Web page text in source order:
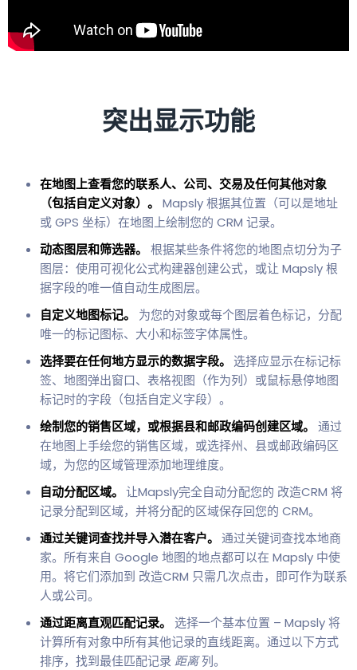
突出显示功能
在地图上查看您的联系人、公司、交易及任何其他对象
（包括自定义对象）。
Mapsly 根据其位置（可以是地址
或 GPS 坐标）在地图上绘制您的 CRM 记录。
动态图层和筛选器。
根据某些条件将您的地图点切分为子
图层：使用可视化公式构建器创建公式，或让 Mapsly 根
据字段的唯一值自动生成图层。
自定义地图标记。
为您的对象或每个图层着色标记，分配
唯一的标记图标、大小和标签字体属性。
选择要在任何地方显示的数据字段。 选择应显示在标记标
签、地图弹出窗口、表格视图（作为列）或鼠标悬停地图
标记时的字段（包括自定义字段）。
绘制您的销售区域，或根据县和邮政编码创建区域。
通过
在地图上手绘您的销售区域，或选择州、县或邮政编码区
域，为您的区域管理添加地理维度。
自动分配区域。 让Mapsly完全自动分配您的 改造CRM 将
记录分配到区域，并将分配的区域保存回您的 CRM。
通过关键词查找并导入潜在客户。 通过关键词查找本地商
家。所有来自 Google 地图的地点都可以在 Mapsly 中使
用。将它们添加到 改造CRM 只需几次点击，即可作为联系
人或公司。
通过距离直观匹配记录。
选择一个基本位置 – Mapsly 将
计算所有对象中所有其他记录的直线距离。通过以下方式
排序，找到最佳匹配记录 距离列。